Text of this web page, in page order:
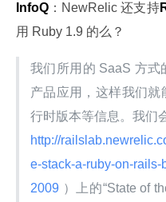
InfoQ ：NewRelic 还支持
用 Ruby 1.9 的么？
我们所用的 SaaS 方式
产品应用，这样我们
行时版本等信息。我们
http://
e-stack-a-ruby-on-
2009 ）上的“State of